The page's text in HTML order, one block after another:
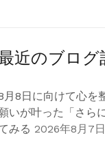
近のブログ
月8日に向けて心を
いが叶った「さら
みる 2026年8月7日